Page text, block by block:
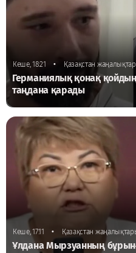
Кеше, 18:21 • Қазақстан
Германиялық қонақ
таңдана қарады
Кеше, 17:11 • Қазақстан
Ұлдана Мырзуанның